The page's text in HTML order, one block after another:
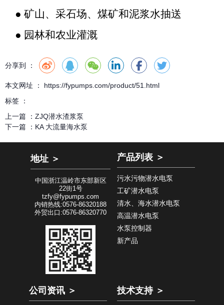
● 矿山、采石场、煤矿和泥浆水抽送
● 园林和农业灌溉
分享到 ：
本文网址 ： https://fypumps.com/product/51.html
标签 ：
上一篇 ： ZJQ潜水渣浆泵
下一篇 ： KA 大流量海水泵
地址 ＞
中国浙江温岭市东部新区
22街1号
tzfy@fypumps.com
内销热线:0576-86320188
外贸出口:0576-86320770
产品列表 ＞
污水污物潜水电泵
工矿潜水电泵
清水、海水潜水电泵
高温潜水电泵
水泵控制器
新产品
公司资讯 ＞ 技术支持 ＞